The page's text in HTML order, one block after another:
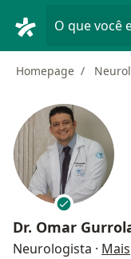
O que você
Homepage
Dr. Omar
Neurologista · Mais